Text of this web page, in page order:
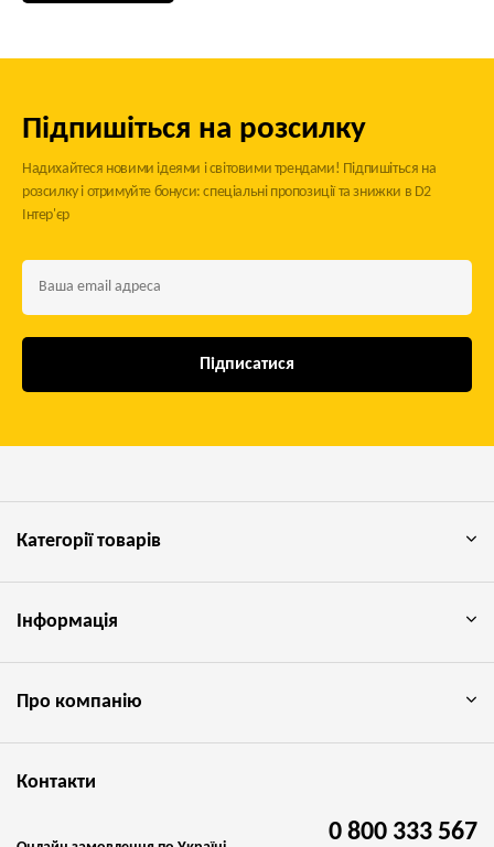
Підпишіться на розсилку
Надихайтеся новими ідеями і світовими трендами! Підпишіться на
розсилку і отримуйте бонуси: спеціальні пропозиції та знижки в D2
Інтер'єр
Підписатися
Категорії товарів
Інформація
Про компанію
Контакти
0 800 333 567